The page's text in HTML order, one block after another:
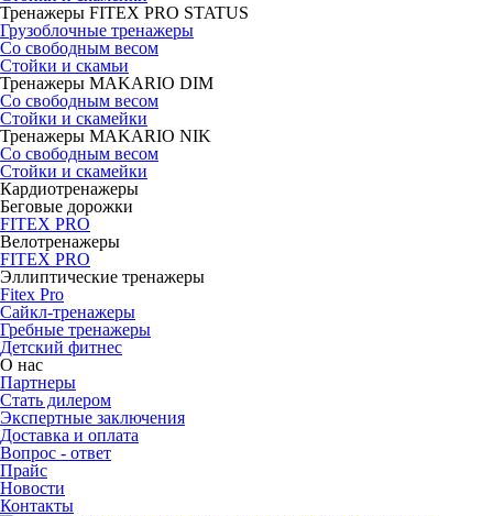
Тренажеры FITEX PRO STATUS
Грузоблочные тренажеры
Со свободным весом
Стойки и скамьи
Тренажеры MAKARIO DIM
Со свободным весом
Стойки и скамейки
Тренажеры MAKARIO NIK
Со свободным весом
Стойки и скамейки
Кардиотренажеры
Беговые дорожки
FITEX PRO
Велотренажеры
FITEX PRO
Эллиптические тренажеры
Fitex Pro
Сайкл-тренажеры
Гребные тренажеры
Детский фитнес
О нас
Партнеры
Стать дилером
Экспертные заключения
Доставка и оплата
Вопрос - ответ
Прайс
Новости
Контакты